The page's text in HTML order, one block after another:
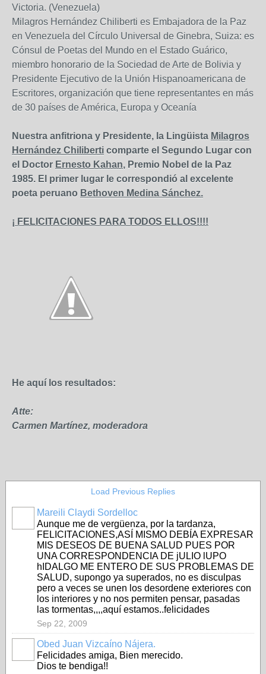
Victoria. (Venezuela)
Milagros Hernández Chiliberti es Embajadora de la Paz
en Venezuela del Círculo Universal de Ginebra, Suiza: es
Cónsul de Poetas del Mundo en el Estado Guárico,
miembro honorario de la Sociedad de Arte de Bolivia y
Presidente Ejecutivo de la Unión Hispanoamericana de
Escritores, organización que tiene representantes en más
de 30 países de América, Europa y Oceanía
Nuestra anfitriona y Presidente, la Lingüista Milagros
Hernández Chiliberti comparte el Segundo Lugar con
el Doctor Ernesto Kahan, Premio Nobel de la Paz
1985. El primer lugar le correspondió al excelente
poeta peruano Bethoven Medina Sánchez.
¡ FELICITACIONES PARA TODOS ELLOS!!!!
He aquí los resultados:
Atte:
Carmen Martínez, moderadora
Load Previous Replies
Mareili Claydi Sordelloc
Aunque me de vergüenza, por la tardanza,
FELICITACIONES,ASÍ MISMO DEBÍA EXPRESAR
MIS DESEOS DE BUENA SALUD PUES POR
UNA CORRESPONDENCIA DE jULIO lUPO
hIDALGO ME ENTERO DE SUS PROBLEMAS DE
SALUD, supongo ya superados, no es disculpas
pero a veces se unen los desordene exteriores con
los interiores y no nos permiten pensar, pasadas
las tormentas,,,,aquí estamos..felicidades
Sep 22, 2009
Obed Juan Vizcaíno Nájera.
Felicidades amiga, Bien merecido.
Dios te bendiga!!